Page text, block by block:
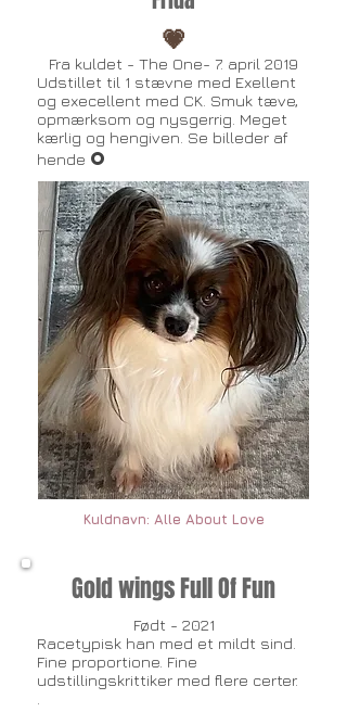
💗
Fra kuldet - The One- ​7. april 2019
Udstillet til 1 stævne med Exellent
og execellent med CK. Smuk tæve,
opmærksom og nysgerrig. Meget
kærlig og hengiven. Se billeder af
hende O
Kuldnavn: Alle About Love
Gold wings Full Of Fun
Født - 2021
Racetypisk han med et mildt sind.
Fine proportione. Fine
udstillingskrittiker med flere certer.